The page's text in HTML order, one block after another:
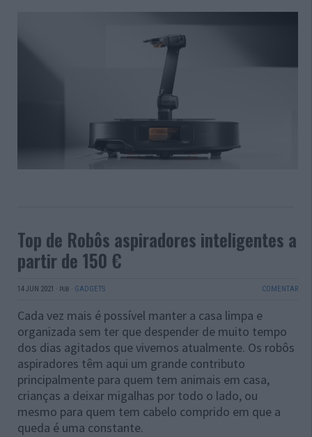
Top de Robôs aspiradores inteligentes a
partir de 150 €
14 JUN 2021 · PUB · GADGETS COMENTAR
Cada vez mais é possível manter a casa limpa e
organizada sem ter que despender de muito tempo
dos dias agitados que vivemos atualmente. Os robôs
aspiradores têm aqui um grande contributo
principalmente para quem tem animais em casa,
crianças a deixar migalhas por todo o lado, ou
mesmo para quem tem cabelo comprido em que a
queda é uma constante.